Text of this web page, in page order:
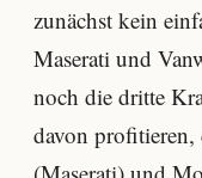
zunächst kein
Maserati und
noch die dritte
davon profitieren,